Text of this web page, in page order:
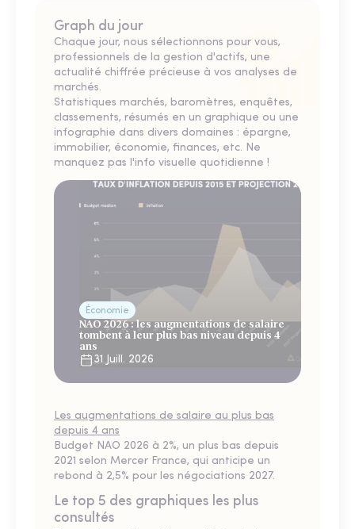
Graph du jour
Chaque jour, nous sélectionnons pour vous,
professionnels de la gestion d'actifs, une
actualité chiffrée précieuse à vos analyses de
marchés.
Statistiques marchés, baromètres, enquêtes,
classements, résumés en un graphique ou une
infographie dans divers domaines : épargne,
immobilier, économie, finances, etc. Ne
manquez pas l'info visuelle quotidienne !
Économie
NAO 2026 : les augmentations de salaire
tombent à leur plus bas niveau depuis 4
ans
31 Juill. 2026
Les augmentations de salaire au plus bas
depuis 4 ans
Budget NAO 2026 à 2%, un plus bas depuis
2021 selon Mercer France, qui anticipe un
rebond à 2,5% pour les négociations 2027.
Le top 5 des graphiques les plus
consultés